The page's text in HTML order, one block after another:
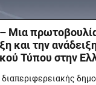
Μια
και την
Τύπου στην
διαπεριφερειακής